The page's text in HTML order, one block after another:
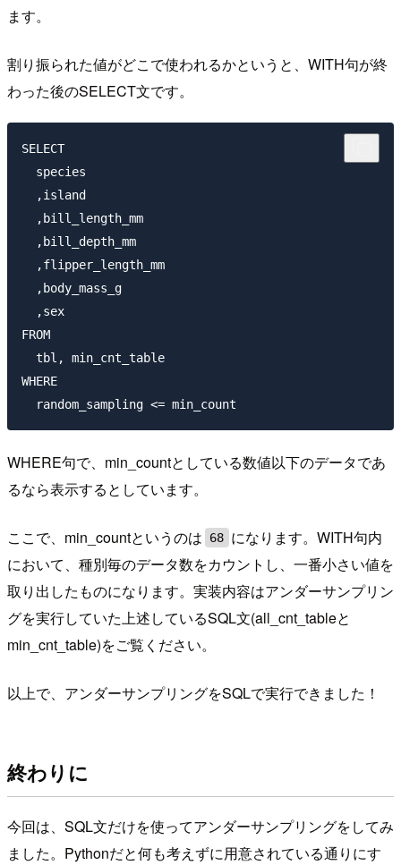
ます。
割り振られた値がどこで使われるかというと、WITH句が終
わった後のSELECT文です。
SELECT
  species
  ,island
  ,bill_length_mm
  ,bill_depth_mm
  ,flipper_length_mm
  ,body_mass_g
  ,sex
FROM
  tbl, min_cnt_table
WHERE
WHERE句で、min_countとしている数値以下のデータであ
るなら表示するとしています。
ここで、min_countというのは 68 になります。WITH句内
において、種別毎のデータ数をカウントし、一番小さい値を
取り出したものになります。実装内容はアンダーサンプリン
グを実行していた上述しているSQL文(all_cnt_tableと
min_cnt_table)をご覧ください。
以上で、アンダーサンプリングをSQLで実行できました！
終わりに
今回は、SQL文だけを使ってアンダーサンプリングをしてみ
ました。Pythonだと何も考えずに用意されている通りにす